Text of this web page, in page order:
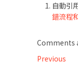
自動引
錯流程
Comments
文
Previous